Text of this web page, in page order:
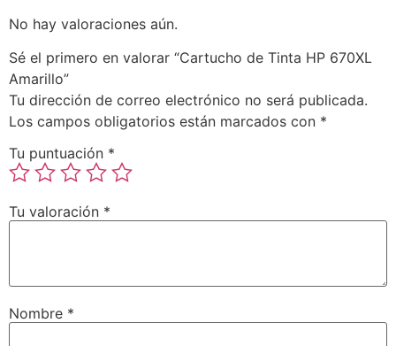
No hay valoraciones aún.
Sé el primero en valorar “Cartucho de Tinta HP 670XL
Amarillo”
Tu dirección de correo electrónico no será publicada.
Los campos obligatorios están marcados con *
Tu puntuación *
Tu valoración *
Nombre *